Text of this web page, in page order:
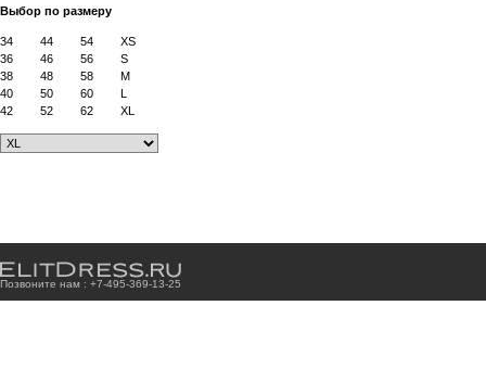
Выбор по размеру
34 44 54
XS
36
46 56
S
38
48 58
M
40
50 60
L
42
52 62 XL
Позвоните нам : +7-495-369-13-25